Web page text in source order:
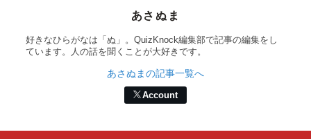
あさぬま
好きなひらがなは「ぬ」。QuizKnock編集部で記事の編集をし
ています。人の話を聞くことが大好きです。
あさぬまの記事一覧へ
Account